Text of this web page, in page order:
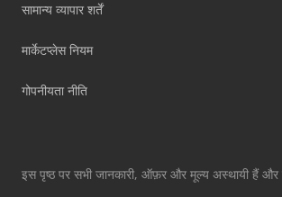
सामान्य व्यापार शर्तें
मार्केटप्लेस नियम
गोपनीयता नीति
इस पृष्ठ पर सभी जानकारी, ऑफ़र और मूल्य अस्थायी हैं और